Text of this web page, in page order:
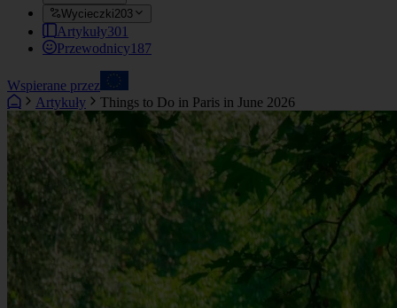
Wycieczki203
Artykuły301
Przewodnicy187
Wspierane przez
Artykuły
Things to Do in Paris in June 2026